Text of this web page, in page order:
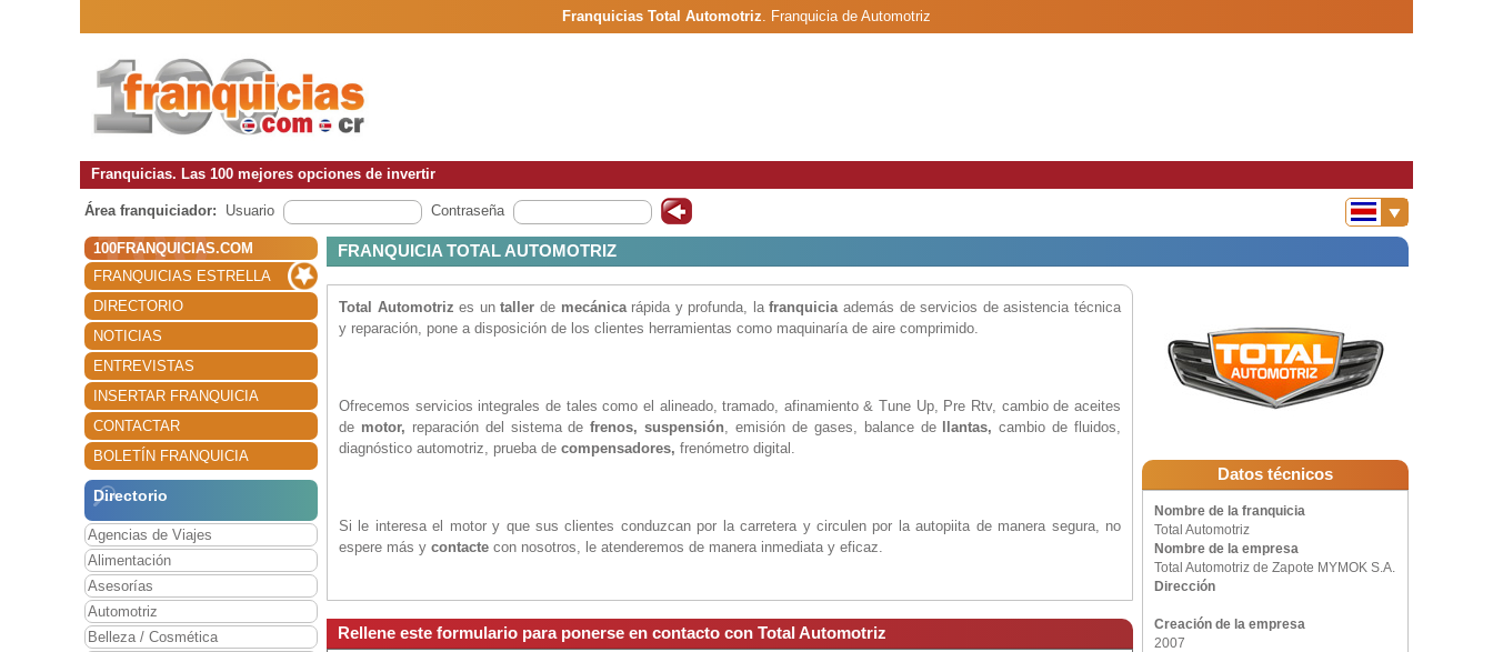
Franquicias Total Automotriz. Franquicia de Automotriz
Franquicias. Las 100 mejores opciones de invertir
Área franquiciador: Usuario Contraseña
100FRANQUICIAS.COM
FRANQUICIAS ESTRELLA
DIRECTORIO
NOTICIAS
ENTREVISTAS
INSERTAR FRANQUICIA
CONTACTAR
BOLETÍN FRANQUICIA
Directorio
Agencias de Viajes
Alimentación
Asesorías
Automotriz
Belleza / Cosmética
FRANQUICIA TOTAL AUTOMOTRIZ
Total Automotriz es untaller de mecánicarápida y profunda, lafranquicia además de servicios de asistencia técnica
y reparación, pone a disposición de los clientes herramientas como maquinaría de aire comprimido.
Ofrecemos servicios integrales de tales como el alineado, tramado, afinamiento & Tune Up, Pre Rtv, cambio de aceites
de motor, reparación del sistema defrenos, suspensión , emisión de gases, balance de llantas, cambio de fluidos,
diagnóstico automotriz, prueba de compensadores, frenómetro digital.
Si le interesa el motor y que sus clientes conduzcan por la carretera y circulen por la autopiita de manera segura, no
espere más y contacte con nosotros, le atenderemos de manera inmediata y eficaz.
Rellene este formulario para ponerse en contacto con Total Automotriz
Datos técnicos
Nombre de la franquicia
Total Automotriz
Nombre de la empresa
Total Automotriz de Zapote MYMOK S.A.
Dirección
Creación de la empresa
2007